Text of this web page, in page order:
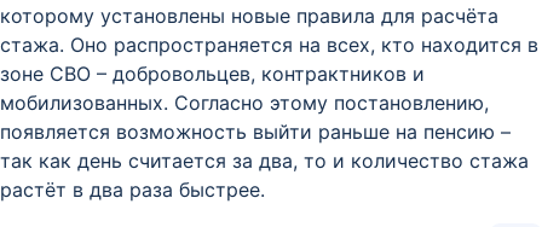
которому установлены новые правила для расчёта
стажа. Оно распространяется на всех, кто находится в
зоне СВО – добровольцев, контрактников и
мобилизованных. Согласно этому постановлению,
появляется возможность выйти раньше на пенсию –
так как день считается за два, то и количество стажа
растёт в два раза быстрее.